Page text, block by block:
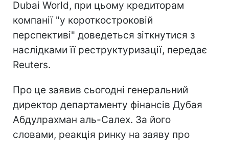
Dubai World, при цьому кредиторам
компанії "у короткостроковій
перспективі" доведеться зіткнутися з
наслідками її реструктуризації, передає
Reuters.
Про це заявив сьогодні генеральний
директор департаменту фінансів Дубая
Абдулрахман аль-Салех. За його
словами, реакція ринку на заяву про